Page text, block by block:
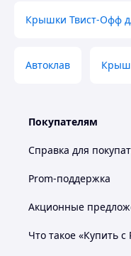
Крышки Твист-Офф
Автоклав
Покупателям
Справка для
Prom-поддержка
Акционные
Что такое «Купить с